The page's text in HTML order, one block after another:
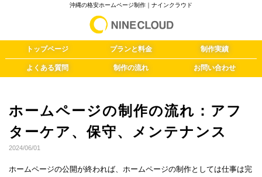
沖縄の格安ホームページ制作｜ナインクラウド
トップページ プランと料金 制作実績
よくある質問 制作の流れ お問い合わせ
ホームページの制作の流れ：アフ
ターケア、保守、メンテナンス
2024/06/01
ホームページの公開が終われば、ホームページの制作としては仕事は完